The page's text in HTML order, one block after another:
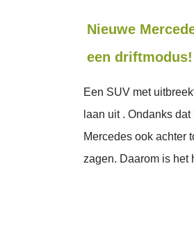
Nieuwe
een driftmodus!
Een SUV met
laan uit . Ondanks
Mercedes ook achter
zagen. Daarom is het